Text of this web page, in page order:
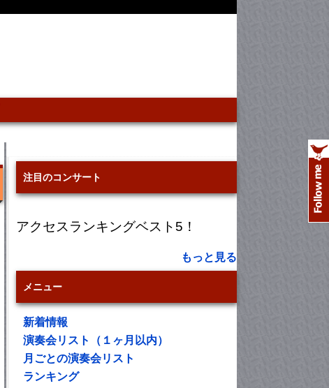
注目のコンサート
アクセスランキングベスト5！
もっと見る
メニュー
新着情報
演奏会リスト（１ヶ月以内）
月ごとの演奏会リスト
ランキング